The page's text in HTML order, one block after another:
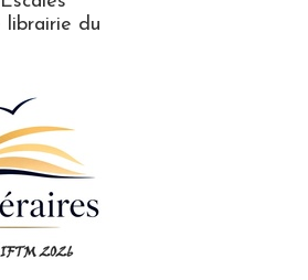
librairie du